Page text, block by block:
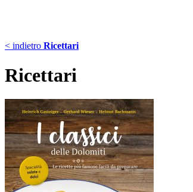
< indietro Ricettari
Ricettari